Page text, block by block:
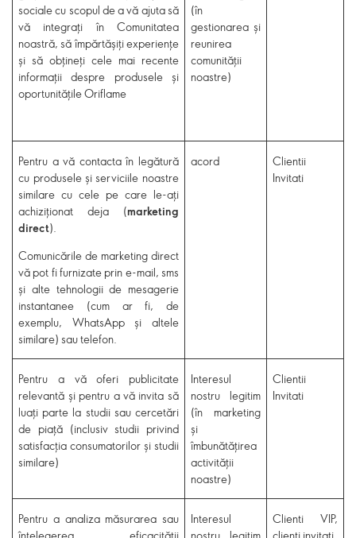
sociale cu scopul de a vă ajuta să
vă integrați în Comunitatea
noastră, să împărtășiți experiențe
și să obțineți cele mai recente
informații despre produsele și
oportunitățile Oriflame
(în
gestionarea și
reunirea
comunității
noastre)
Pentru a vă contacta în legătură
cu produsele și serviciile noastre
similare cu cele pe care le-ați
achiziționat deja (marketing
direct).
Comunicările de marketing direct
vă pot fi furnizate prin e-mail, sms
și alte tehnologii de mesagerie
instantanee (cum ar fi, de
exemplu, WhatsApp și altele
similare)sau telefon.
acord
Clientii
Invitati
Pentru a vă oferi publicitate
relevantă și pentru a vă invita să
luați parte la studii sau cercetări
de piață (inclusiv studii privind
satisfacția consumatorilor și studii
similare)
Interesul
nostru legitim
(în marketing
și
îmbunătățirea
activității
noastre)
Clientii
Invitati
Pentru a analiza măsurarea sau
Interesul
Clienti VIP,